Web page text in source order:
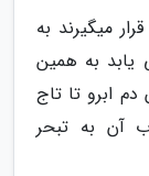
میگیرند به
یابد به همین
ابرو تا تاج
آن به تبحر